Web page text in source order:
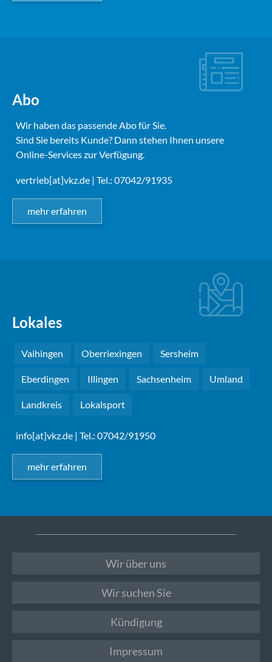
Abo
Wir haben das passende Abo für Sie.
Sind Sie bereits Kunde? Dann stehen Ihnen unsere
Online-Services zur Verfügung.
vertrieb[at]vkz.de | Tel.: 07042/91935
mehr erfahren
Lokales
Vaihingen Oberriexingen Sersheim
Eberdingen Illingen Sachsenheim Umland
Landkreis Lokalsport
info[at]vkz.de | Tel.: 07042/91950
mehr erfahren
Wir über uns
Wir suchen Sie
Kündigung
Impressum